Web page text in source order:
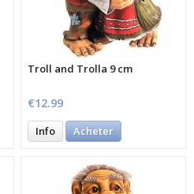
Troll and Trolla 9 cm
€12.99
Info Acheter